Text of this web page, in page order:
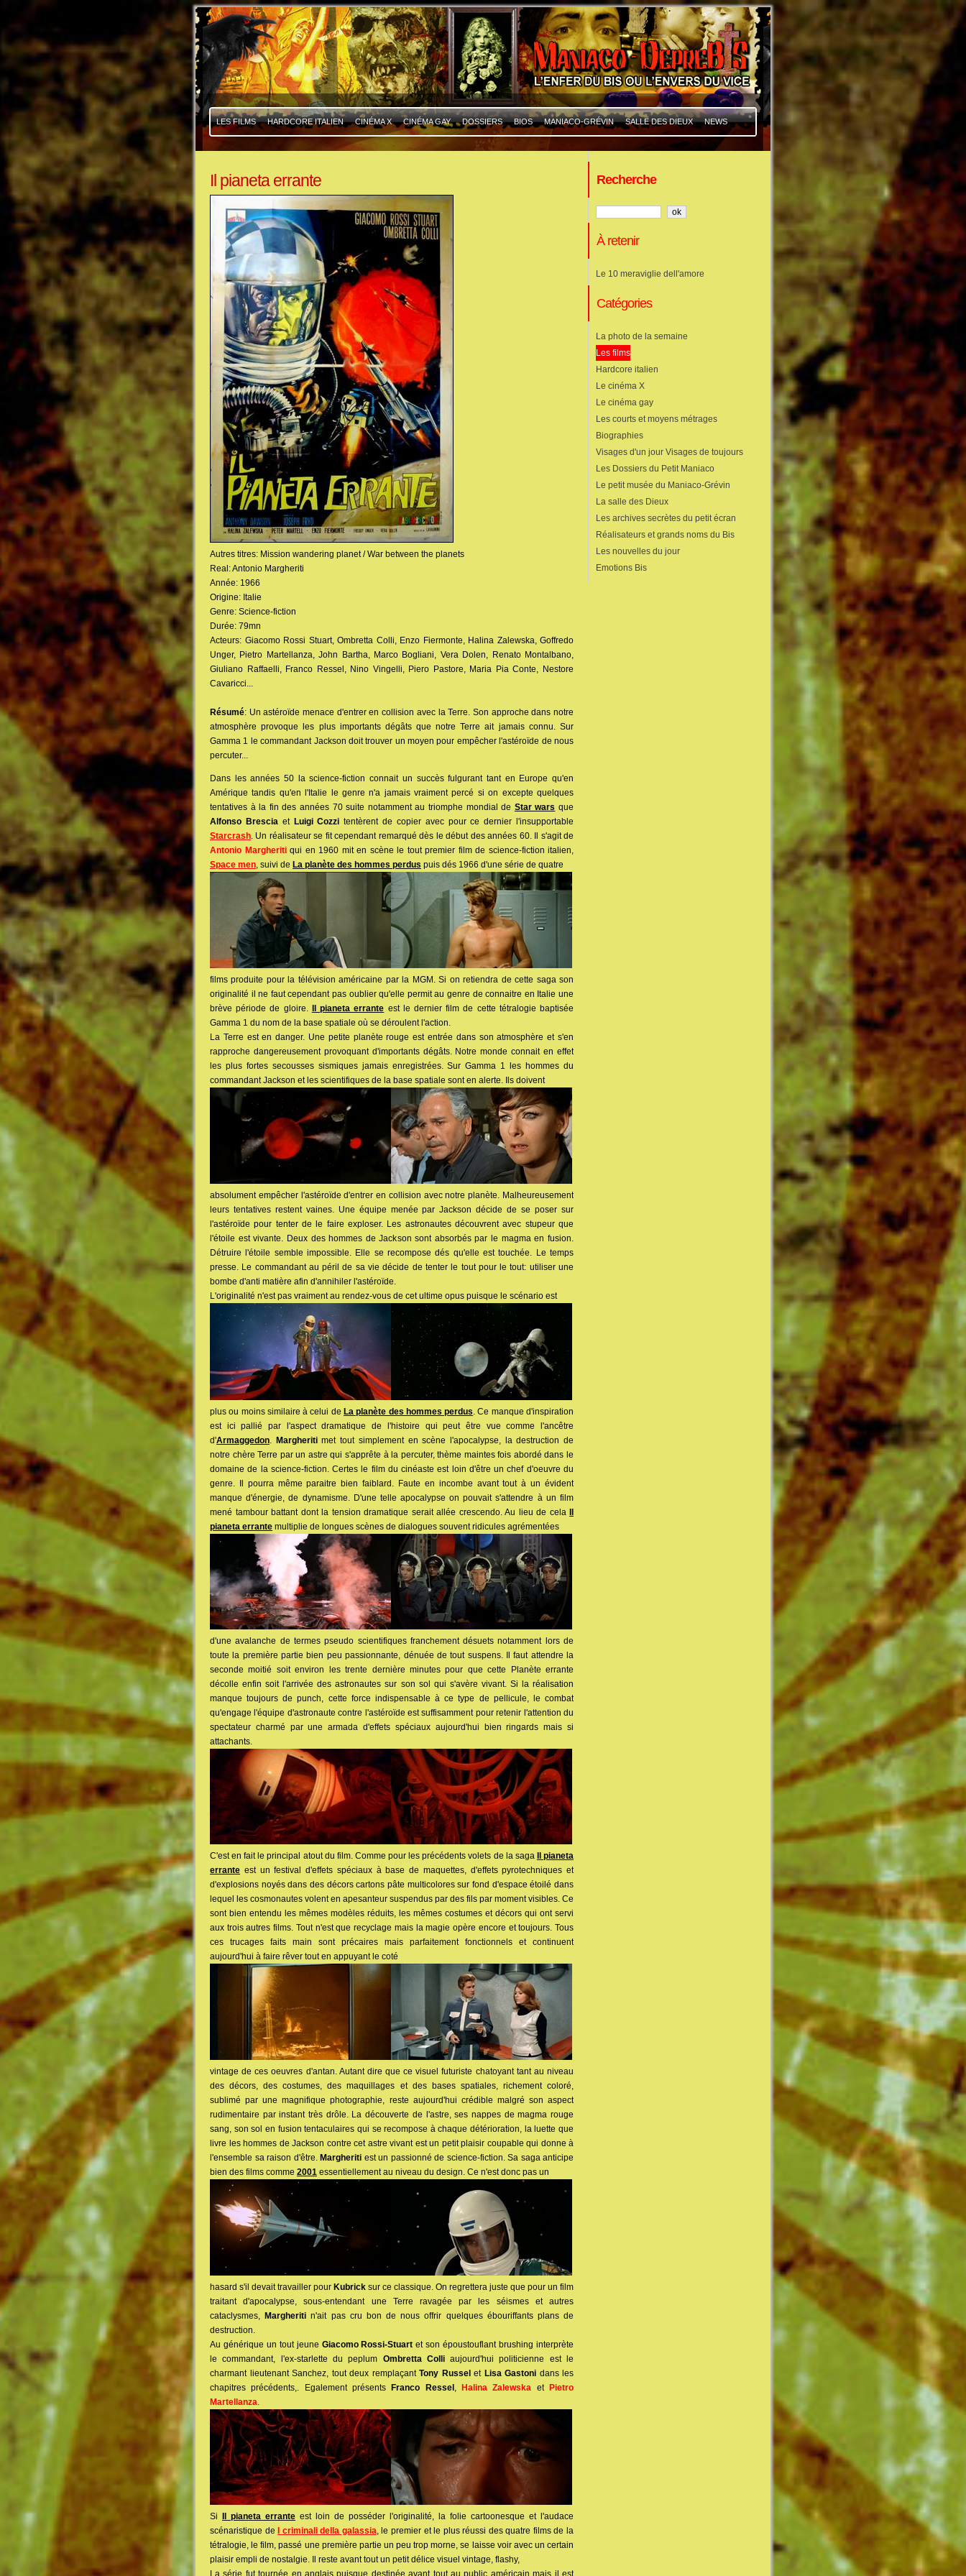
LES FILMS HARDCORE ITALIEN CINÉMA X CINÉMA GAY DOSSIERS BIOS MANIACO-GRÉVIN SALLE DES DIEUX NEWS
Il pianeta errante
Autres titres: Mission wandering planet / War between the planets
Real: Antonio Margheriti
Année: 1966
Origine: Italie
Genre: Science-fiction
Durée: 79mn
Acteurs: Giacomo Rossi Stuart, Ombretta Colli, Enzo Fiermonte, Halina Zalewska, Goffredo
Unger, Pietro Martellanza, John Bartha, Marco Bogliani, Vera Dolen, Renato Montalbano,
Giuliano Raffaelli, Franco Ressel, Nino Vingelli, Piero Pastore, Maria Pia Conte, Nestore
Cavaricci...
Résumé: Un astéroïde menace d'entrer en collision avec la Terre. Son approche dans notre
atmosphère provoque les plus importants dégâts que notre Terre ait jamais connu. Sur
Gamma 1 le commandant Jackson doit trouver un moyen pour empêcher l'astéroïde de nous
percuter...
Dans les années 50 la science-fiction connait un succès fulgurant tant en Europe qu'en
Amérique tandis qu'en l'Italie le genre n'a jamais vraiment percé si on excepte quelques
tentatives à la fin des années 70 suite notamment au triomphe mondial de Star wars que
Alfonso Bresciaet Luigi Cozzi tentèrent de copier avec pour ce dernier l'insupportable
Starcrash. Un réalisateur se fit cependant remarqué dès le début des années 60. Il s'agit de
Antonio Margheritiqui en 1960 mit en scène le tout premier film de science-fiction italien,
Space men, suivi de La planète des hommes perdus puis dés 1966 d'une série de quatre
films produite pour la télévision américaine par la MGM. Si on retiendra de cette saga son
originalité il ne faut cependant pas oublier qu'elle permit au genre de connaitre en Italie une
brève période de gloire.
Il pianeta errante est le dernier film de cette tétralogie baptisée
Gamma 1 du nom de la base spatiale où se déroulent l'action.
La Terre est en danger. Une petite planète rouge est entrée dans son atmosphère et s'en
rapproche dangereusement provoquant d'importants dégâts. Notre monde connait en effet
les plus fortes secousses sismiques jamais enregistrées. Sur Gamma 1 les hommes du
commandant Jackson et les scientifiques de la base spatiale sont en alerte. Ils doivent
absolument empêcher l'astéroïde d'entrer en collision avec notre planète. Malheureusement
leurs tentatives restent vaines. Une équipe menée par Jackson décide de se poser sur
l'astéroïde pour tenter de le faire exploser. Les astronautes découvrent avec stupeur que
l'étoile est vivante. Deux des hommes de Jackson sont absorbés par le magma en fusion.
Détruire l'étoile semble impossible. Elle se recompose dés qu'elle est touchée. Le temps
presse. Le commandant au péril de sa vie décide de tenter le tout pour le tout: utiliser une
bombe d'anti matière afin d'annihiler l'astéroïde.
L'originalité n'est pas vraiment au rendez-vous de cet ultime opus puisque le scénario est
plus ou moins similaire à celui de La planète des hommes perdus. Ce manque d'inspiration
est ici pallié par l'aspect dramatique de l'histoire qui peut être vue comme l'ancêtre
d'Armaggedon. Margheritimet tout simplement en scène l'apocalypse, la destruction de
notre chère Terre par un astre qui s'apprête à la percuter, thème maintes fois abordé dans le
domaine de la science-fiction. Certes le film du cinéaste est loin d'être un chef d'oeuvre du
genre. Il pourra même paraitre bien faiblard. Faute en incombe avant tout à un évident
manque d'énergie, de dynamisme. D'une telle apocalypse on pouvait s'attendre à un film
mené tambour battant dont la tension dramatique serait allée crescendo. Au lieu de cela
pianeta errante multiplie de longues scènes de dialogues souvent ridicules agrémentées
d'une avalanche de termes pseudo scientifiques franchement désuets notamment lors de
toute la première partie bien peu passionnante, dénuée de tout suspens. Il faut attendre la
seconde moitié soit environ les trente dernière minutes pour que cette Planète errante
décolle enfin soit l'arrivée des astronautes sur son sol qui s'avère vivant. Si la réalisation
manque toujours de punch, cette force indispensable à ce type de pellicule, le combat
qu'engage l'équipe d'astronaute contre l'astéroïde est suffisamment pour retenir l'attention du
spectateur charmé par une armada d'effets spéciaux aujourd'hui bien ringards mais si
attachants.
C'est en fait le principal atout du film. Comme pour les précédents volets de la saga
Il pianeta
errante est un festival d'effets spéciaux à base de maquettes, d'effets pyrotechniques et
d'explosions noyés dans des décors cartons pâte multicolores sur fond d'espace étoilé dans
lequel les cosmonautes volent en apesanteur suspendus par des fils par moment visibles. Ce
sont bien entendu les mêmes modèles réduits, les mêmes costumes et décors qui ont servi
aux trois autres films. Tout n'est que recyclage mais la magie opère encore et toujours. Tous
ces trucages faits main sont précaires mais parfaitement fonctionnels et continuent
aujourd'hui à faire rêver tout en appuyant le coté
vintage de ces oeuvres d'antan. Autant dire que ce visuel futuriste chatoyant tant au niveau
des décors, des costumes, des maquillages et des bases spatiales, richement coloré,
sublimé par une magnifique photographie, reste aujourd'hui crédible malgré son aspect
rudimentaire par instant très drôle. La découverte de l'astre, ses nappes de magma rouge
sang, son sol en fusion tentaculaires qui se recompose à chaque détérioration, la luette que
livre les hommes de Jackson contre cet astre vivant est un petit plaisir coupable qui donne à
l'ensemble sa raison d'être. Margheriti est un passionné de science-fiction. Sa saga anticipe
bien des films comme 2001 essentiellement au niveau du design. Ce n'est donc pas un
hasard s'il devait travailler pour Kubrick sur ce classique. On regrettera juste que pour un film
traitant d'apocalypse, sous-entendant une Terre ravagée par les séismes et autres
cataclysmes, Margheriti n'ait pas cru bon de nous offrir quelques ébouriffants plans de
destruction.
Au générique un tout jeune Giacomo Rossi-Stuart et son époustouflant brushing interprète
le commandant, l'ex-starlette du peplum Ombretta Colliaujourd'hui politicienne est le
charmant lieutenant Sanchez, tout deux remplaçant Tony Russel et Lisa Gastoni dans les
chapitres précédents,. Egalement présents
Franco Ressel , Halina Zalewska et Pietro
Martellanza.
Si Il pianeta errante est loin de posséder l'originalité, la folie cartoonesque et l'audace
scénaristique de
I criminali della galassia, le premier et le plus réussi des quatre films de la
tétralogie, le film, passé une première partie un peu trop morne, se laisse voir avec un certain
plaisir empli de nostalgie. Il reste avant tout un petit délice visuel vintage, flashy,
Recherche
À retenir
Le 10 meraviglie dell'amore
Catégories
La photo de la semaine
Les films
Hardcore italien
Le cinéma X
Le cinéma gay
Les courts et moyens métrages
Biographies
Visages d'un jour Visages de toujours
Les Dossiers du Petit Maniaco
Le petit musée du Maniaco-Grévin
La salle des Dieux
Les archives secrètes du petit écran
Réalisateurs et grands noms du Bis
Les nouvelles du jour
Emotions Bis